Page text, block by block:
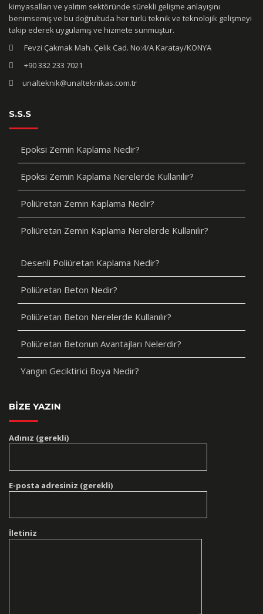
kimyasalları ve yalıtım sektöründe sürekli gelişme anlayışını
benimsemiş ve bu doğrultuda her türlü teknik ve teknolojik gelişmeyi
takip ederek uygulamış ve hizmete sunmuştur.
Fevzi Çakmak Mah. Çelik Cad. No:4/A Karatay/KONYA
+90 332 233 7021
unalteknik@unalteknikas.com.tr
S.S.S
Epoksi Zemin Kaplama Nedir?
Epoksi Zemin Kaplama Nerelerde Kullanılır?
Poliüretan Zemin Kaplama Nedir?
Poliüretan Zemin Kaplama Nerelerde Kullanılır?
Desenli Poliüretan Kaplama Nedir?
Poliüretan Beton Nedir?
Poliüretan Beton Nerelerde Kullanılır?
Poliüretan Betonun Avantajları Nelerdir?
Yangın Geciktirici Boya Nedir?
BIZE YAZIN
Adınız (gerekli)
E-posta adresiniz (gerekli)
İletiniz